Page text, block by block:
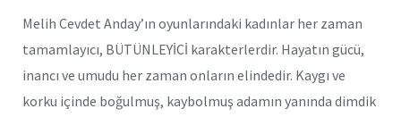
Melih Cevdet Anday’ın oyunlarındaki kadınlar her zaman
tamamlayıcı, BÜTÜNLEYİCİ karakterlerdir. Hayatın gücü,
inancı ve umudu her zaman onların elindedir. Kaygı ve
korku içinde boğulmuş, kaybolmuş adamın yanında dimdik